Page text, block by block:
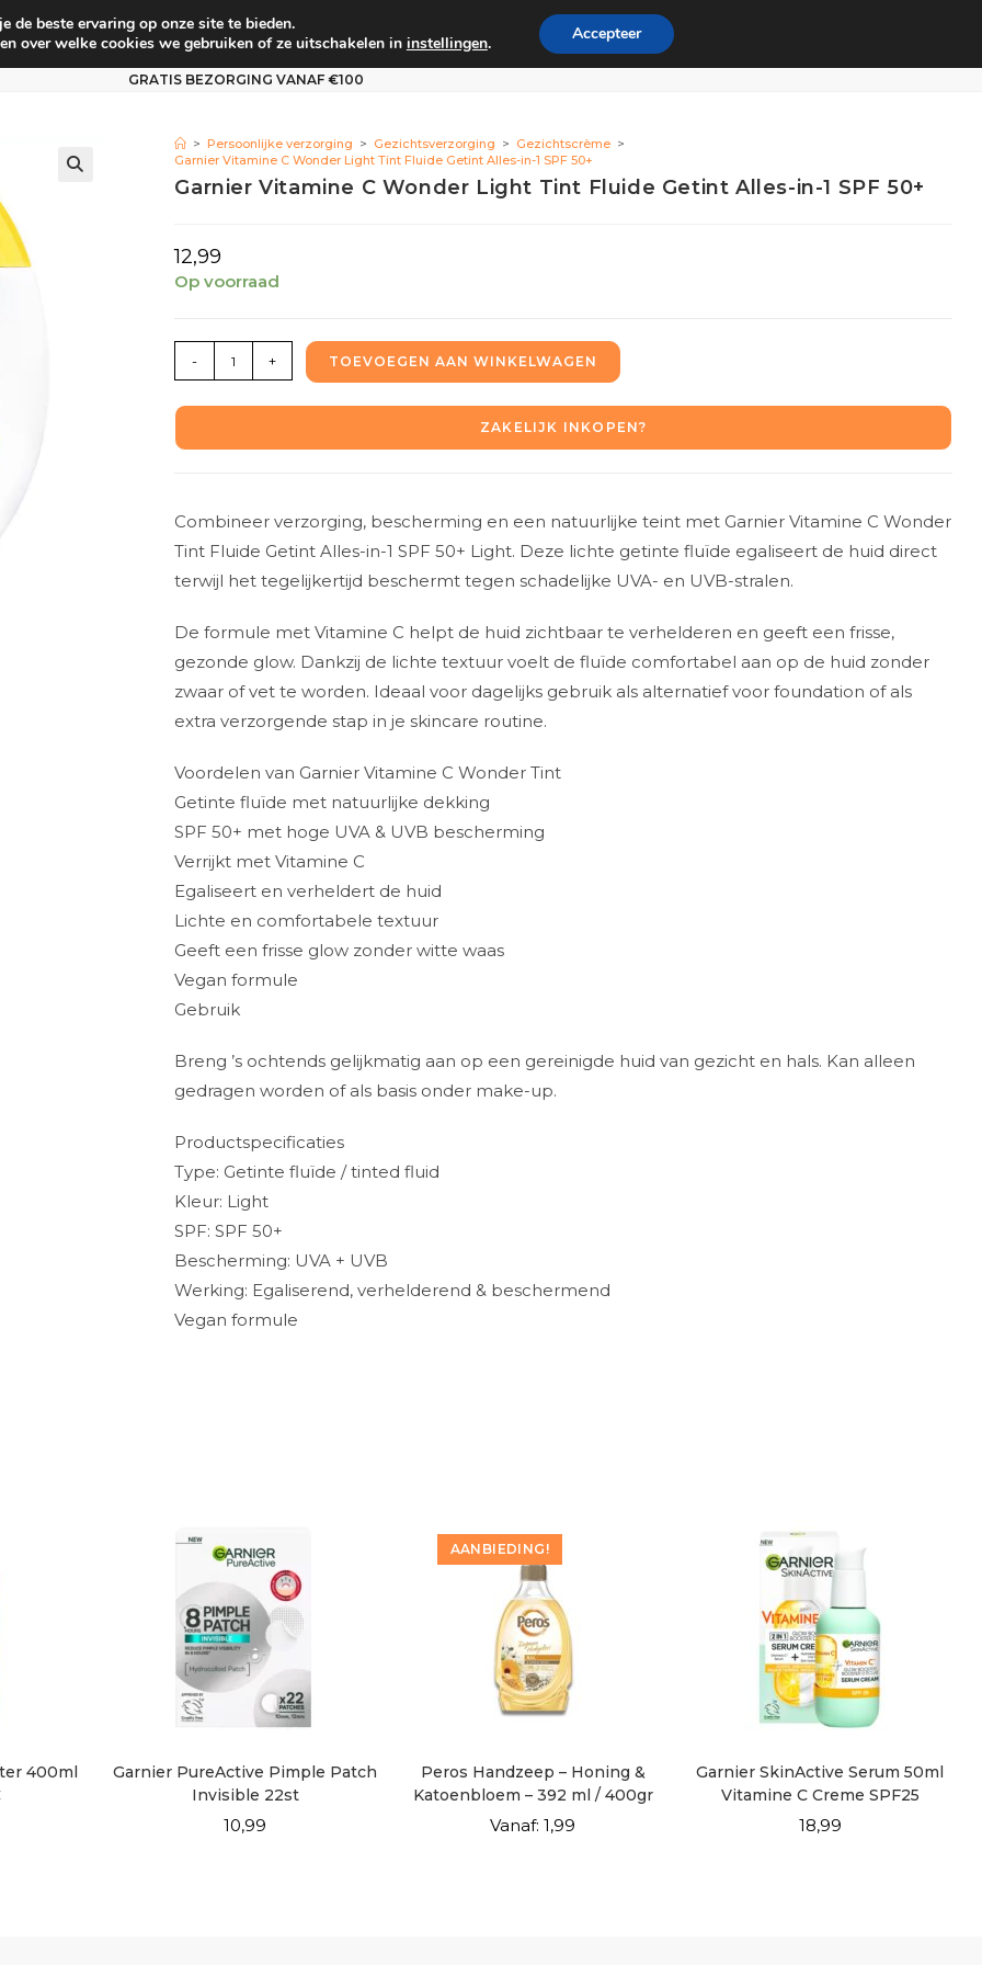
Babyverzorging Persoonlijke verzorging Voordeel Zakelijk
GRATIS BEZORGING VANAF €100
> Persoonlijke verzorging > Gezichtsverzorging > Gezichtscrème >
Garnier Vitamine C Wonder Light Tint Fluide Getint Alles-in-1 SPF 50+
Garnier Vitamine C Wonder Light Tint Fluide Getint Alles-in-1 SPF 50+
12,99
Op voorraad
- + TOEVOEGEN AAN WINKELWAGEN
ZAKELIJK INKOPEN?
Combineer verzorging, bescherming en een natuurlijke teint met Garnier Vitamine C Wonder
Tint Fluide Getint Alles-in-1 SPF 50+ Light. Deze lichte getinte fluïde egaliseert de huid direct
terwijl het tegelijkertijd beschermt tegen schadelijke UVA- en UVB-stralen.
De formule met Vitamine C helpt de huid zichtbaar te verhelderen en geeft een frisse,
gezonde glow. Dankzij de lichte textuur voelt de fluïde comfortabel aan op de huid zonder
zwaar of vet te worden. Ideaal voor dagelijks gebruik als alternatief voor foundation of als
extra verzorgende stap in je skincare routine.
Voordelen van Garnier Vitamine C Wonder Tint
Getinte fluïde met natuurlijke dekking
SPF 50+ met hoge UVA & UVB bescherming
Verrijkt met Vitamine C
Egaliseert en verheldert de huid
Lichte en comfortabele textuur
Geeft een frisse glow zonder witte waas
Vegan formule
Gebruik
Breng ’s ochtends gelijkmatig aan op een gereinigde huid van gezicht en hals. Kan alleen
gedragen worden of als basis onder make-up.
Productspecificaties
Type: Getinte fluïde / tinted fluid
Kleur: Light
SPF: SPF 50+
Bescherming: UVA + UVB
Werking: Egaliserend, verhelderend & beschermend
Vegan formule
400ml
Garnier PureActive Pimple Patch
Invisible 22st
10,99
AANBIEDING!
Peros Handzeep – Honing &
Katoenbloem – 392 ml / 400gr
Vanaf:1,99
Garnier SkinActive Serum 50ml
Vitamine C Creme SPF25
18,99
de beste ervaring op onze site te bieden.
over welke cookies we gebruiken of ze uitschakelen in instellingen. Accepteer